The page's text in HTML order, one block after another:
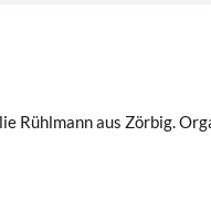
Rühlmann aus Zörbig.